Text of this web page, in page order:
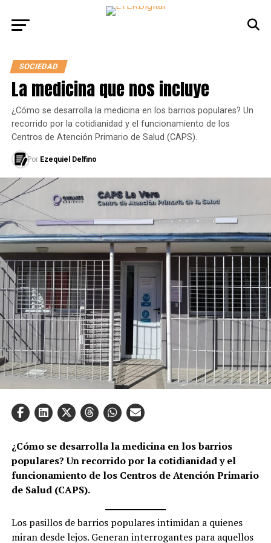
SOCIEDAD
La medicina que nos incluye
¿Cómo se desarrolla la medicina en los barrios populares? Un
recorrido por la cotidianidad y el funcionamiento de los
Centros de Atención Primario de Salud (CAPS).
Por Ezequiel Delfino
¿Cómo se desarrolla la medicina en los barrios
populares? Un recorrido por la cotidianidad y el
funcionamiento de los Centros de Atención Primario
de Salud (CAPS).
Los pasillos de barrios populares intimidan a quienes
miran desde lejos. Generan interrogantes para aquellos